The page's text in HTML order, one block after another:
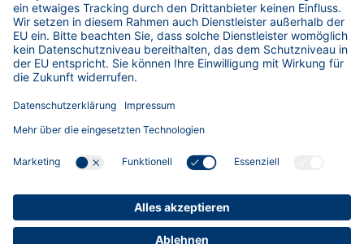
Ihre Branche
Unsere Häfen
Über uns
HinweisgebersystemAnti-Drogen